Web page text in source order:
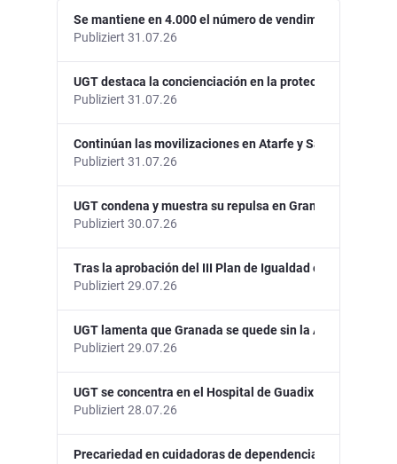
Se mantiene en 4.000 el número de vendimiadores
Publiziert 31.07.26
UGT destaca la concienciación en la protección de los
Publiziert 31.07.26
Continúan las movilizaciones en Atarfe y Santa Fe para
Publiziert 31.07.26
UGT condena y muestra su repulsa en Granada por un
Publiziert 30.07.26
Tras la aprobación del III Plan de Igualdad en el
Publiziert 29.07.26
UGT lamenta que Granada se quede sin la Agencia
Publiziert 29.07.26
UGT se concentra en el Hospital de Guadix tras la
Publiziert 28.07.26
Precariedad en cuidadoras de dependencia